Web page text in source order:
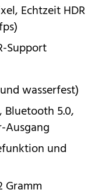
Echtzeit HDR
Support
wasserfest)
Bluetooth 5.0,
Ausgang
und
Gramm